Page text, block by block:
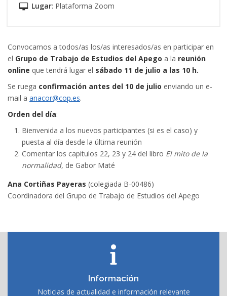
Lugar: Plataforma Zoom
Convocamos a todos/as los/as interesados/as en participar en
el Grupo de Trabajo de Estudios del Apego a la reunión
online que tendrá lugar el sábado 11 de julio a las 10 h.
Se ruega confirmación antes del 10 de julio enviando un e-
mail a anacor@cop.es.
Orden del día:
Bienvenida a los nuevos participantes (si es el caso) y
puesta al día desde la última reunión
Comentar los capitulos 22, 23 y 24 del libro El mito de la
normalidad, de Gabor Maté
Ana Cortiñas Payeras (colegiada B-00486)
Coordinadora del Grupo de Trabajo de Estudios del Apego
Información
Noticias de actualidad e información relevante